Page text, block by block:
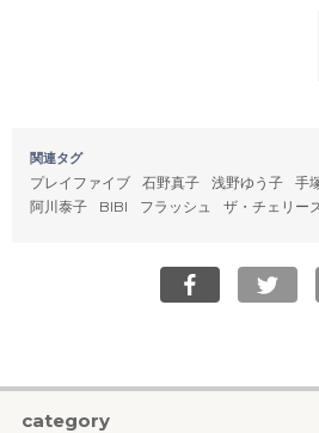
関連タグ
プレイファイブ 石野真子 浅野ゆう子 手
阿川泰子
BIBI フラッシュ ザ・チェリー
category